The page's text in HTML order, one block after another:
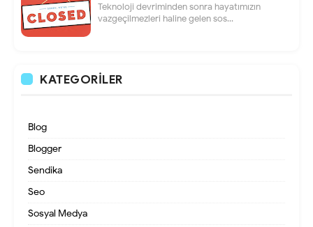
Teknoloji devriminden sonra hayatımızın
vazgeçilmezleri haline gelen sos...
KATEGORILER
Blog
Blogger
Sendika
Seo
Sosyal Medya